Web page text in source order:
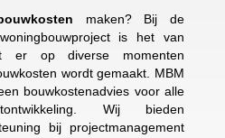
maken? Bij de
is het van
er op diverse momenten
wordt gemaakt. MBM
bouwkostenadvies voor alle
Wij bieden
bij projectmanagement